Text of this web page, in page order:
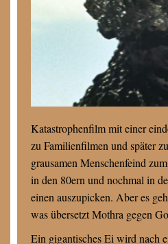
Katastrophenfilm mit einer
zu Familienfilmen und später
grausamen Menschenfeind
in den 80ern und nochmal in
einen auszupicken. Aber es
was übersetzt Mothra gegen
Ein gigantisches Ei wird nach